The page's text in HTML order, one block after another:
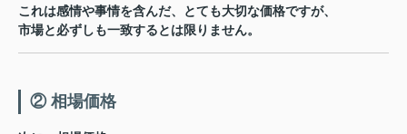
これは感情や事情を含んだ、とても大切な価格ですが、
市場と必ずしも一致するとは限りません。
② 相場価格